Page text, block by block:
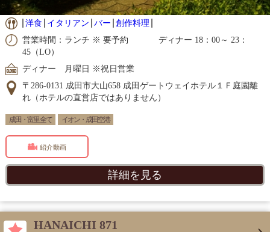
洋食 イタリアン バー 創作料理
営業時間：ランチ ※ 要予約 ディナー 18：00～ 23：
45（LO）
ディナー 月曜日 ※祝日営業
〒286-0131 成田市大山658 成田ゲートウェイホテル１Ｆ庭園離
れ（ホテルの直営店ではありません）
成田・富里 全て イオン・成田空港
紹介動画
詳細を見る
HANAICHI 871